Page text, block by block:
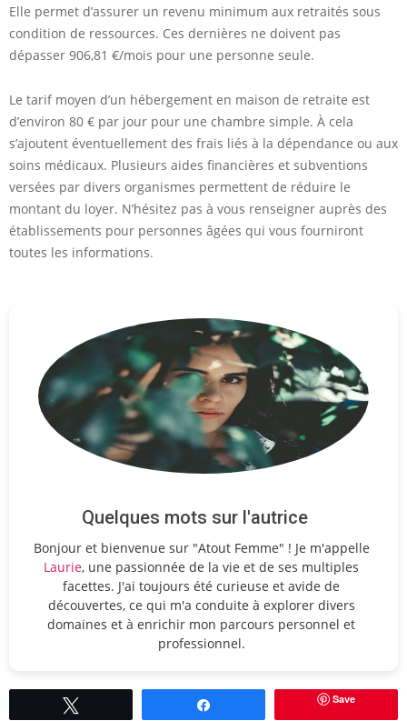
Elle permet d’assurer un revenu minimum aux retraités sous
condition de ressources. Ces dernières ne doivent pas
dépasser 906,81 €/mois pour une personne seule.
Le tarif moyen d’un hébergement en maison de retraite est
d’environ 80 € par jour pour une chambre simple. À cela
s’ajoutent éventuellement des frais liés à la dépendance ou aux
soins médicaux. Plusieurs aides financières et subventions
versées par divers organismes permettent de réduire le
montant du loyer. N’hésitez pas à vous renseigner auprès des
établissements pour personnes âgées qui vous fourniront
toutes les informations.
Quelques mots sur l'autrice
Bonjour et bienvenue sur "Atout Femme" ! Je m'appelle
Laurie, une passionnée de la vie et de ses multiples
facettes. J'ai toujours été curieuse et avide de
découvertes, ce qui m'a conduite à explorer divers
domaines et à enrichir mon parcours personnel et
professionnel.
Save